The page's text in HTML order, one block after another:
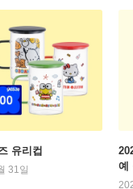
유리컵
31일
예